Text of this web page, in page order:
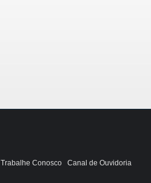
Trabalhe Conosco Canal de Ouvidoria